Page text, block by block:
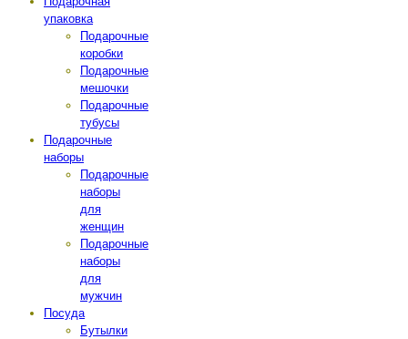
упаковка
Подарочные
коробки
Подарочные
мешочки
Подарочные
тубусы
Подарочные
наборы
Подарочные
наборы
для
женщин
Подарочные
наборы
для
мужчин
Посуда
Бутылки